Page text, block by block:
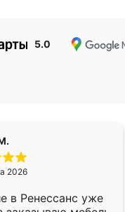
5.0
2026
в Ренессанс уже